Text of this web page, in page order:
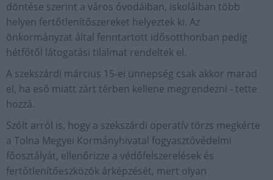
döntése szerint a város óvodáiban, iskoláiban több
helyen fertőtlenítőszereket helyeztek ki. Az
önkormányzat által fenntartott idősotthonban pedig
hétfőtől látogatási tilalmat rendeltek el.
A szekszárdi március 15-ei ünnepség csak akkor marad
el, ha eső miatt zárt térben kellene megrendezni - tette
hozzá.
Szólt arról is, hogy a szekszárdi operatív törzs megkérte
a Tolna Megyei Kormányhivatal fogyasztóvédelmi
főosztályát, ellenőrizze a védőfelszerelések és
fertőtlenítőeszközök árképzését, mert olyan